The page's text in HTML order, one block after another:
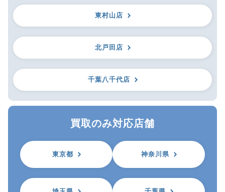
東村山店
北戸田店
千葉八千代店
買取のみ対応店舗
東京都 神奈川県